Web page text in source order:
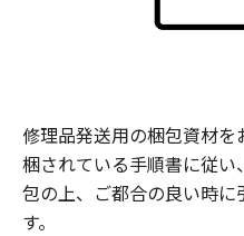
修理品発送用の梱包資材
梱されている手順書に従
包の上、ご都合の良い時
す。